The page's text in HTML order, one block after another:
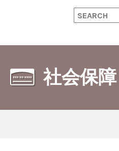
Search
社会保障